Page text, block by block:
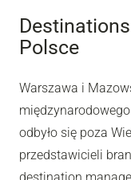
Polsce
Warszawa i
odbyło się poza
przedstawicieli